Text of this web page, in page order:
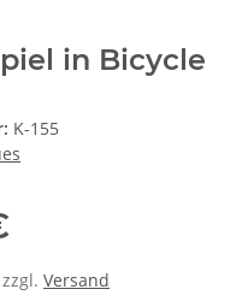
in Bicycle
K-155
Versand